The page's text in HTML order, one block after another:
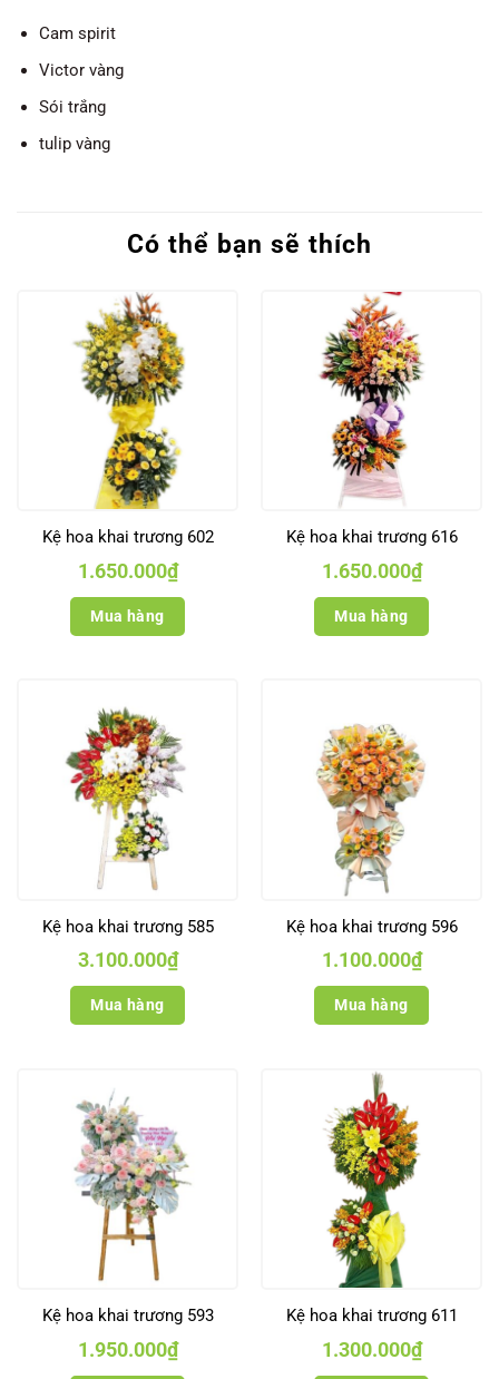
Cam spirit
Victor vàng
Sói trắng
tulip vàng
Có thể bạn sẽ thích
Kệ hoa khai trương 602
1.650.000₫
Mua hàng
Kệ hoa khai trương 616
1.650.000₫
Mua hàng
Kệ hoa khai trương 585
3.100.000₫
Mua hàng
Kệ hoa khai trương 596
1.100.000₫
Mua hàng
Kệ hoa khai trương 593
1.950.000₫
Kệ hoa khai trương 611
1.300.000₫